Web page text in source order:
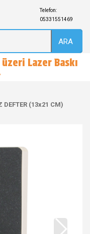
Telefon:
05331551469
ARA
Lazer Baskı
DEFTER (13x21 CM)